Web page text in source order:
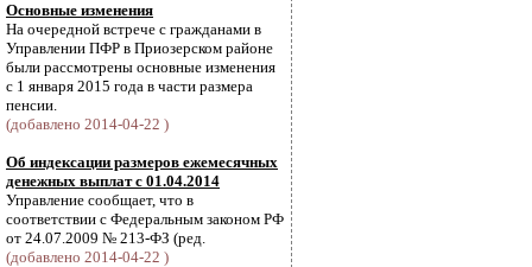
Основные изменения
На очередной встрече с гражданами в
Управлении ПФР в Приозерском районе
были рассмотрены основные изменения
с 1 января 2015 года в части размера
пенсии.
(добавлено 2014-04-22 )
Об индексации размеров ежемесячных
денежных выплат с 01.04.2014
Управление сообщает, что в
соответствии с Федеральным законом РФ
от 24.07.2009 № 213-ФЗ (ред.
(добавлено 2014-04-22 )